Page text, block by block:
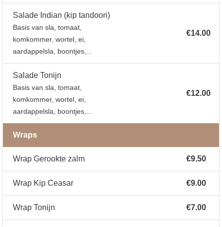
Salade Indian (kip tandoori)
Basis van sla, tomaat,
komkommer, wortel, ei,
aardappelsla, boontjes,...
€14.00
Salade Tonijn
Basis van sla, tomaat,
komkommer, wortel, ei,
aardappelsla, boontjes,...
€12.00
Wraps
Wrap Gerookte zalm €9.50
Wrap Kip Ceasar €9.00
Wrap Tonijn €7.00